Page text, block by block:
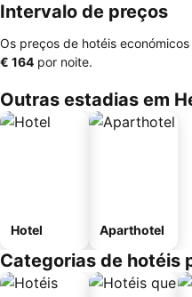
Intervalo de preços
Os preços de hotéis
‎€ 164 por noite.
Outras estadias em
Hotel Aparthotel
Categorias de hotéis